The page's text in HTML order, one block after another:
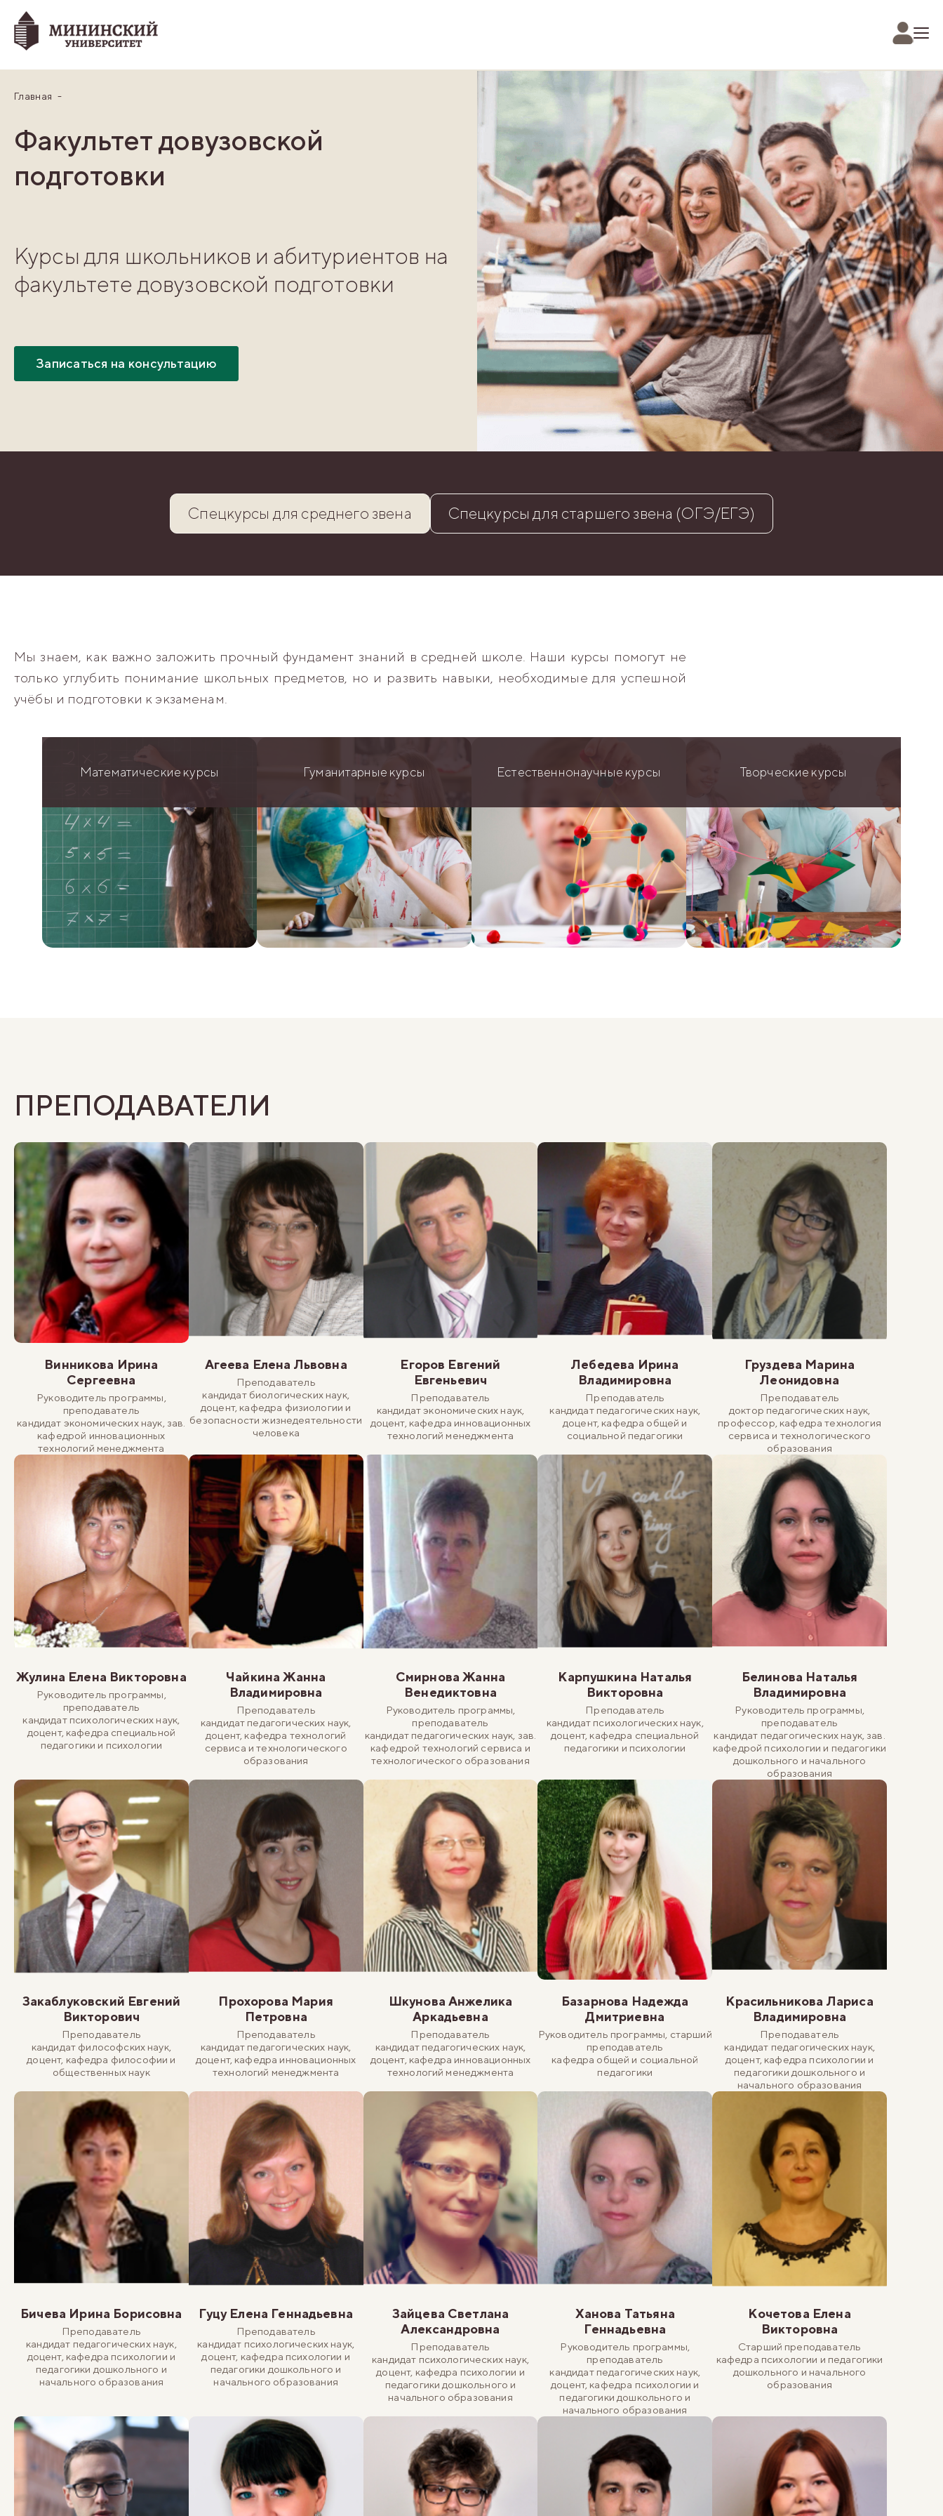
Главная
Факультет довузовской
подготовки
Курсы для школьников и абитуриентов на
факультете довузовской подготовки
Записаться на консультацию
Спецкурсы для среднего звена Спецкурсы для старшего звена (ОГЭ/ЕГЭ)
Мы знаем, как важно заложить прочный фундамент знаний в средней школе. Наши курсы помогут не
только углубить понимание школьных предметов, но и развить навыки, необходимые для успешной
учёбы и подготовки к экзаменам.
Математические курсы Гуманитарные курсы Естественнонаучные курсы Творческие курсы
ПРЕПОДАВАТЕЛИ
Винникова Ирина
Сергеевна
Руководитель программы,
преподаватель
кандидат экономических наук, зав.
кафедрой инновационных
технологий менеджмента
Агеева Елена Львовна
Преподаватель
кандидат биологических наук,
доцент, кафедра физиологии и
безопасности жизнедеятельности
человека
Егоров Евгений
Евгеньевич
Преподаватель
кандидат экономических наук,
доцент, кафедра инновационных
технологий менеджмента
Лебедева Ирина
Владимировна
Преподаватель
кандидат педагогических наук,
доцент, кафедра общей и
социальной педагогики
Груздева Марина
Леонидовна
Преподаватель
доктор педагогических наук,
профессор, кафедра технология
сервиса и технологического
образования
Жулина Елена Викторовна
Руководитель программы,
преподаватель
кандидат психологических наук,
доцент, кафедра специальной
педагогики и психологии
Чайкина Жанна
Владимировна
Преподаватель
кандидат педагогических наук,
доцент, кафедра технологий
сервиса и технологического
образования
Смирнова Жанна
Венедиктовна
Руководитель программы,
преподаватель
кандидат педагогических наук, зав.
кафедрой технологий сервиса и
технологического образования
Карпушкина Наталья
Викторовна
Преподаватель
кандидат психологических наук,
доцент, кафедра специальной
педагогики и психологии
Белинова Наталья
Владимировна
Руководитель программы,
преподаватель
кандидат педагогических наук, зав.
кафедрой психологии и педагогики
дошкольного и начального
образования
Закаблуковский Евгений
Викторович
Преподаватель
кандидат философских наук,
доцент, кафедра философии и
общественных наук
Прохорова Мария
Петровна
Преподаватель
кандидат педагогических наук,
доцент, кафедра инновационных
технологий менеджмента
Шкунова Анжелика
Аркадьевна
Преподаватель
кандидат педагогических наук,
доцент, кафедра инновационных
технологий менеджмента
Базарнова Надежда
Дмитриевна
Руководитель программы, старший
преподаватель
кафедра общей и социальной
педагогики
Красильникова Лариса
Владимировна
Преподаватель
кандидат педагогических наук,
доцент, кафедра психологии и
педагогики дошкольного и
начального образования
Бичева Ирина Борисовна
Преподаватель
кандидат педагогических наук,
доцент, кафедра психологии и
педагогики дошкольного и
начального образования
Гуцу Елена Геннадьевна
Преподаватель
кандидат психологических наук,
доцент, кафедра психологии и
педагогики дошкольного и
начального образования
Зайцева Светлана
Александровна
Преподаватель
кандидат психологических наук,
доцент, кафедра психологии и
педагогики дошкольного и
начального образования
Ханова Татьяна
Геннадьевна
Руководитель программы,
преподаватель
кандидат педагогических наук,
доцент, кафедра психологии и
педагогики дошкольного и
начального образования
Кочетова Елена
Викторовна
Старший преподаватель
кафедра психологии и педагогики
дошкольного и начального
образования